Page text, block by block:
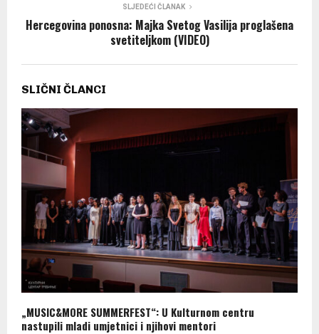
SLJEDEĆI ČLANAK
Hercegovina ponosna: Majka Svetog Vasilija proglašena
svetiteljkom (VIDEO)
SLIČNI ČLANCI
„MUSIC&MORE SUMMERFEST“: U Kulturnom centru
nastupili mladi umjetnici i njihovi mentori